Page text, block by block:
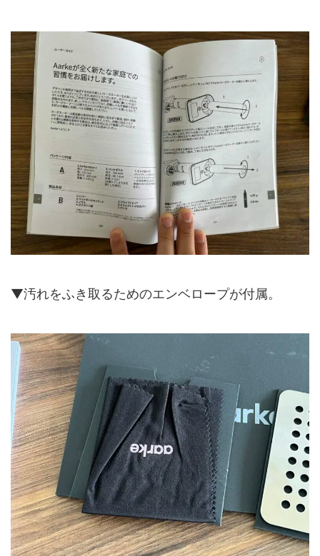
▼汚れをふき取るためのエンベロープが付属。